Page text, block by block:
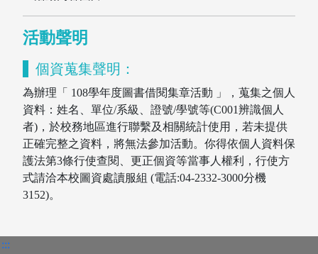
圖書薦購
活動聲明
個資蒐集聲明：
為辦理「 108學年度圖書借閱集章活動 」，蒐集之個人
資料：姓名、單位/系級、證號/學號等(C001辨識個人
者)，於校務地區進行聯繫及相關統計使用，若未提供
正確完整之資料，將無法參加活動。你得依個人資料保
護法第3條行使查閱、更正個資等當事人權利，行使方
式請洽本校圖資處讀服組 (電話:04-2332-3000分機
3152)。
:::